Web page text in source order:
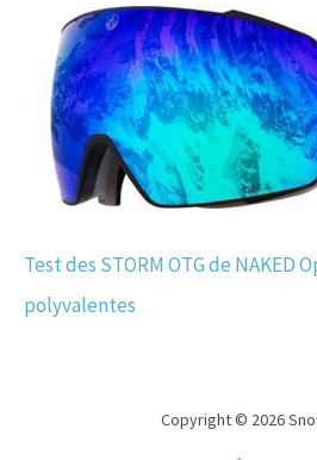
Test des STORM OTG de NAKED
polyvalentes
Copyright © 2026